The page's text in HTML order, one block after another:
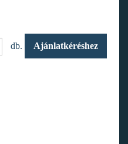
db. Ajánlatkéréshez